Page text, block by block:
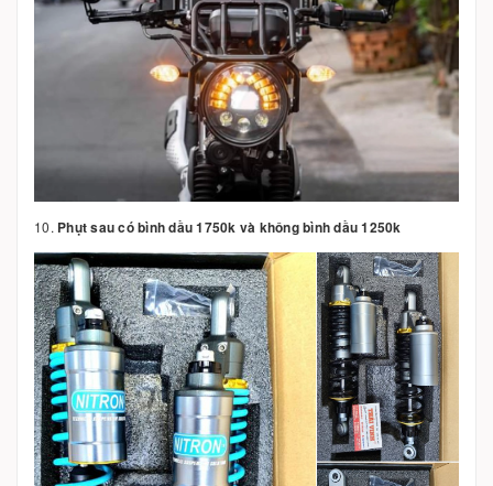
10. Phụt sau có bình dầu 1750k và không bình dầu 1250k